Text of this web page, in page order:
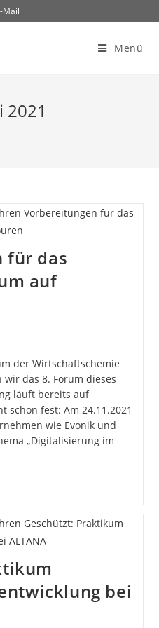
Mail
Menü
2021
für das
auf
der Wirtschaftschemie
wir das 8. Forum dieses
läuft bereits auf
schon fest: Am 24.11.2021
wie Evonik und
„Digitalisierung im
bei